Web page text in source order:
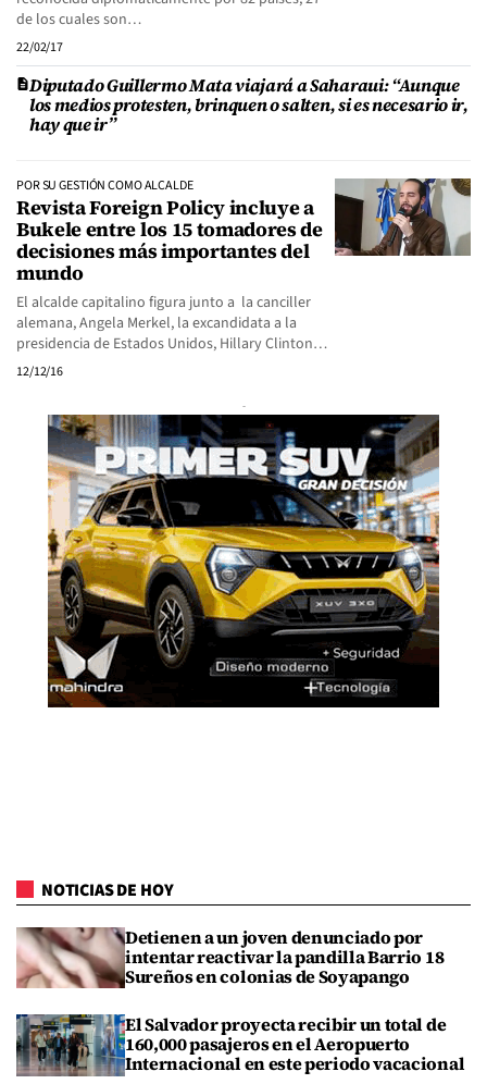
de los cuales son…
22/02/17
Diputado Guillermo Mata viajará a Saharaui: “Aunque
los medios protesten, brinquen o salten, si es necesario ir,
hay que ir”
POR SU GESTIÓN COMO ALCALDE
Revista Foreign Policy incluye a
Bukele entre los 15 tomadores de
decisiones más importantes del
mundo
El alcalde capitalino figura junto a la canciller
alemana, Angela Merkel, la excandidata a la
presidencia de Estados Unidos, Hillary Clinton…
12/12/16
NOTICIAS DE HOY
Detienen a un joven denunciado por
intentar reactivar la pandilla Barrio 18
Sureños en colonias de Soyapango
El Salvador proyecta recibir un total de
160,000 pasajeros en el Aeropuerto
Internacional en este periodo vacacional